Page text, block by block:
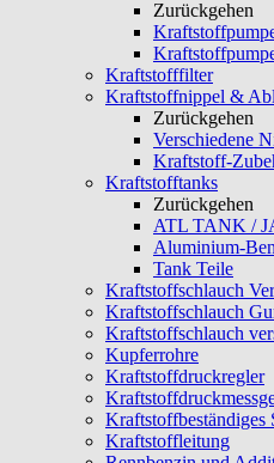
Zurückgehen
Kraftstofffilter
Kraftstoffnippel &
Zurückgehen
Verschiedene
Kraftstoff-
Kraftstofftanks
Zurückgehen
ATL TANK /
Aluminium-
Tank Teile
Kraftstoffschlauch
Kraftstoffschlauch
Kraftstoffschlauch
Kupferrohre
Kraftstoffdruckregler
Kraftstoffbeständiges
Kraftstoffleitung